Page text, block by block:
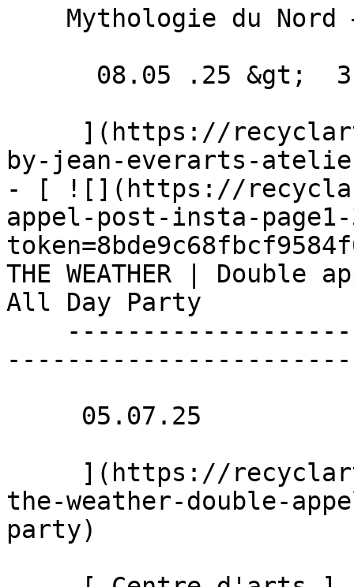
by-jean-everarts-
- [ ![](https://
appel-post-insta-page1-
THE WEATHER |
All Day Party
the-weather-double-
party)